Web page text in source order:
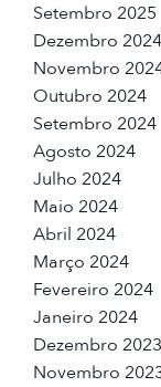
Setembro 2025
Dezembro 2024
Novembro
Outubro 2024
Setembro 2024
Agosto 2024
Julho 2024
Maio 2024
Abril 2024
Março 2024
Fevereiro 2024
Janeiro 2024
Dezembro 2023
Novembro